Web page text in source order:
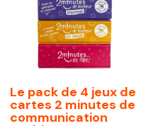
Le pack de 4 jeux de
cartes 2 minutes de
communication